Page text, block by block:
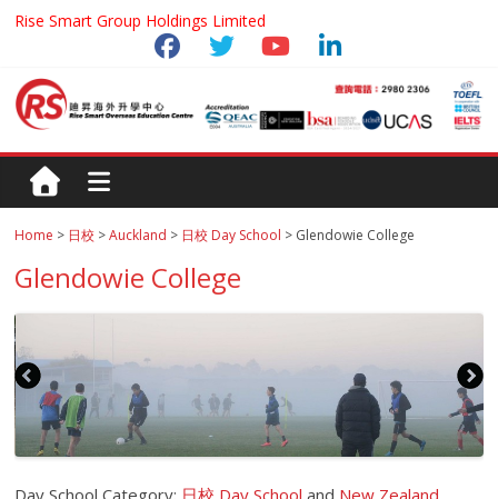
Rise Smart Group Holdings Limited
Home > 日校 >Auckland > 日校 Day School > Glendowie College
Glendowie College
Day School Category: 日校 Day School and New Zealand